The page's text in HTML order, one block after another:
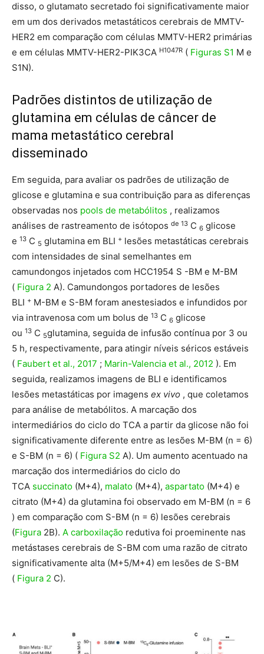
disso, o glutamato secretado foi significativamente maior
em um dos derivados metastáticos cerebrais de MMTV-
HER2 em comparação com células MMTV-HER2 primárias
e em células MMTV-HER2-PIK3CA H1047R ( Figuras S1 M e
S1N).
Padrões distintos de utilização de
glutamina em células de câncer de
mama metastático cerebral
disseminado
Em seguida, para avaliar os padrões de utilização de
glicose e glutamina e sua contribuição para as diferenças
observadas nos pools de metabólitos , realizamos
análises de rastreamento de isótopos de 13 C 6 glicose
e 13 C 5 glutamina em BLI + lesões metastáticas cerebrais
com intensidades de sinal semelhantes em
camundongos injetados com HCC1954 S -BM e M-BM
( Figura 2 A). Camundongos portadores de lesões
BLI + M-BM e S-BM foram anestesiados e infundidos por
via intravenosa com um bolus de 13 C 6 glicose
ou 13 C 5glutamina, seguida de infusão contínua por 3 ou
5 h, respectivamente, para atingir níveis séricos estáveis ​​
( Faubert et al., 2017 ; Marin-Valencia et al., 2012 ). Em
seguida, realizamos imagens de BLI e identificamos
lesões metastáticas por imagens ex vivo , que coletamos
para análise de metabólitos. A marcação dos
intermediários do ciclo do TCA a partir da glicose não foi
significativamente diferente entre as lesões M-BM (n = 6)
e S-BM (n = 6) ( Figura S2 A). Um aumento acentuado na
marcação dos intermediários do ciclo do
TCA succinato (M+4), malato (M+4), aspartato (M+4) e
citrato (M+4) da glutamina foi observado em M-BM (n = 6
) em comparação com S-BM (n = 6) lesões cerebrais
(Figura 2B). A carboxilação redutiva foi proeminente nas
metástases cerebrais de S-BM com uma razão de citrato
significativamente alta (M+5/M+4) em lesões de S-BM
( Figura 2 C).